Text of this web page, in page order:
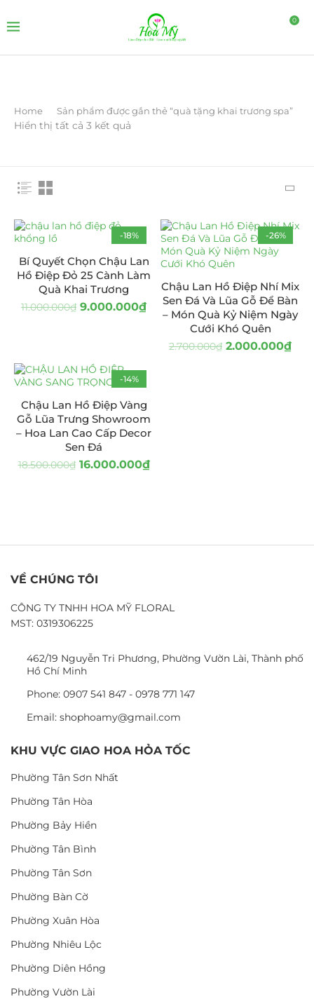
0
Home Sản phẩm được gắn thẻ “quà tặng khai trương spa”
Hiển thị tất cả 3 kết quả
-18%
Bí Quyết Chọn Chậu Lan
Hồ Điệp Đỏ 25 Cành Làm
Quà Khai Trương
11.000.000₫ 9.000.000₫
-26%
Chậu Lan Hồ Điệp Nhí Mix
Sen Đá Và Lũa Gỗ Để Bàn
– Món Quà Kỷ Niệm Ngày
Cưới Khó Quên
2.700.000₫ 2.000.000₫
-14%
Chậu Lan Hồ Điệp Vàng
Gỗ Lũa Trưng Showroom
– Hoa Lan Cao Cấp Decor
Sen Đá
18.500.000₫ 16.000.000₫
VỀ CHÚNG TÔI
CÔNG TY TNHH HOA MỸ FLORAL
MST: 0319306225
462/19 Nguyễn Tri Phương, Phường Vườn Lài, Thành phố
Hồ Chí Minh
Phone: 0907 541 847 - 0978 771 147
Email: shophoamy@gmail.com
KHU VỰC GIAO HOA HỎA TỐC
Phường Tân Sơn Nhất
Phường Tân Hòa
Phường Bảy Hiền
Phường Tân Bình
Phường Tân Sơn
Phường Bàn Cờ
Phường Xuân Hòa
Phường Nhiêu Lộc
Phường Diên Hồng
Phường Vườn Lài